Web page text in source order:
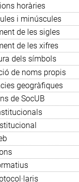
horàries
i minúscules
de les sigles
de les xifres
dels símbols
de noms propis
geogràfiques
de SocUB